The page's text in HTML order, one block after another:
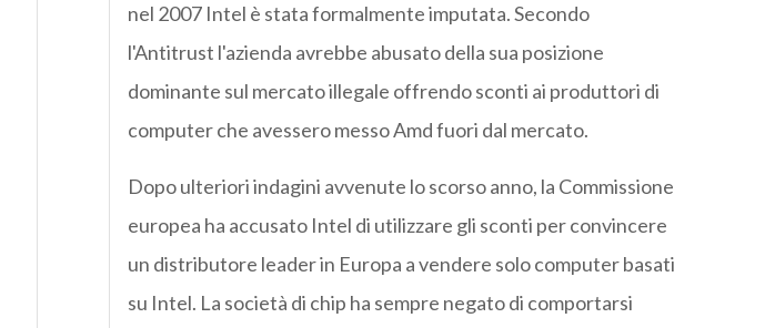
nel 2007 Intel è stata formalmente imputata. Secondo
l'Antitrust l'azienda avrebbe abusato della sua posizione
dominante sul mercato illegale offrendo sconti ai produttori di
computer che avessero messo Amd fuori dal mercato.
Dopo ulteriori indagini avvenute lo scorso anno, la Commissione
europea ha accusato Intel di utilizzare gli sconti per convincere
un distributore leader in Europa a vendere solo computer basati
su Intel. La società di chip ha sempre negato di comportarsi